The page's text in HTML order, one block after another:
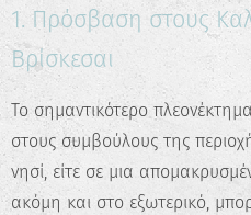
Κάνε το
1. Πρόσβαση στους
Βρίσκεσαι
Το σημαντικότερο
στους συμβούλους της
νησί, είτε σε μια
ακόμη και στο εξωτερικό,